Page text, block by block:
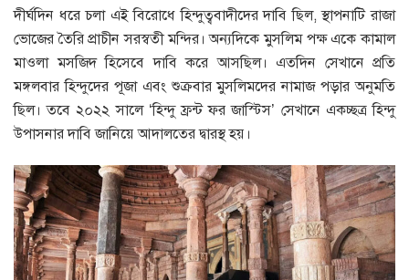
দীর্ঘদিন ধরে চলা এই বিরোধে হিন্দুত্ববাদীদের দাবি ছিল, স্থাপনাটি রাজা
ভোজের তৈরি প্রাচীন সরস্বতী মন্দির। অন্যদিকে মুসলিম পক্ষ একে কামাল
মাওলা মসজিদ হিসেবে দাবি করে আসছিল। এতদিন সেখানে প্রতি
মঙ্গলবার হিন্দুদের পূজা এবং শুক্রবার মুসলিমদের নামাজ পড়ার অনুমতি
ছিল। তবে ২০২২ সালে ‘হিন্দু ফ্রন্ট ফর জাস্টিস’ সেখানে একচ্ছত্র হিন্দু
উপাসনার দাবি জানিয়ে আদালতের দ্বারস্থ হয়।